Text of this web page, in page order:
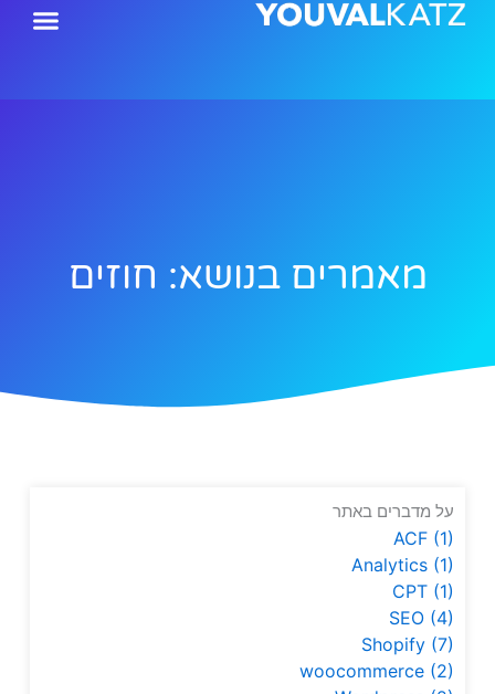
דילוג
מאמרים בנושא: חוזים
על מדברים באתר
ACF (1)
Analytics (1)
CPT (1)
SEO (4)
Shopify (7)
woocommerce (2)